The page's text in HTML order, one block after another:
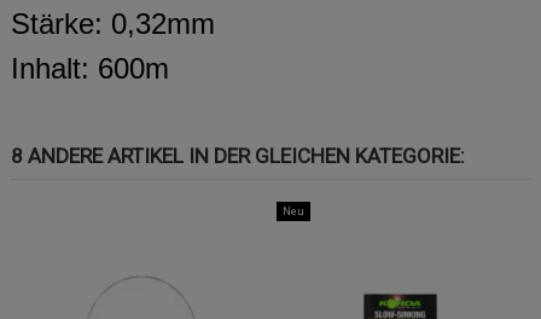
Stärke: 0,32mm
Inhalt: 600m
8 ANDERE ARTIKEL IN DER GLEICHEN KATEGORIE:
Neu